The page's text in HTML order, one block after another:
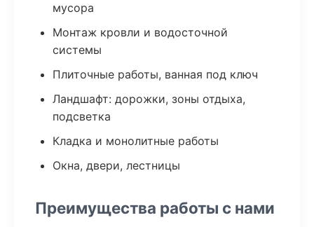
мусора
Монтаж кровли и водосточной
системы
Плиточные работы, ванная под ключ
Ландшафт: дорожки, зоны отдыха,
подсветка
Кладка и монолитные работы
Окна, двери, лестницы
Преимущества работы с нами